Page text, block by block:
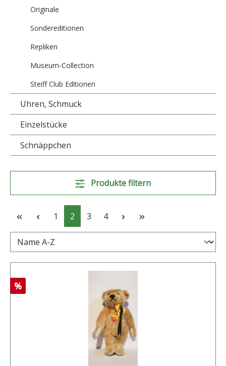
Originale
Sondereditionen
Repliken
Museum-Collection
Steiff Club Editionen
Uhren, Schmuck
Einzelstücke
Schnäppchen
Produkte filtern
Seite
1 Seite
2 Seite
3 Seite
4
Rabatt
%